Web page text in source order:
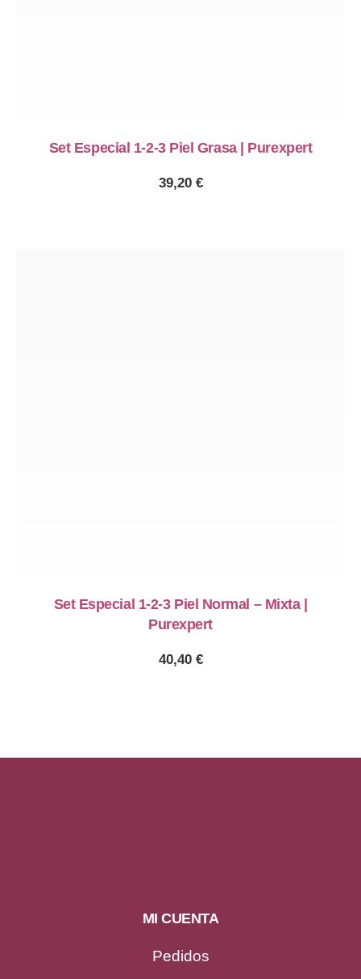
Set Especial 1-2-3 Piel Grasa | Purexpert
39,20 €
Set Especial 1-2-3 Piel Normal – Mixta |
Purexpert
40,40 €
MI CUENTA
Pedidos